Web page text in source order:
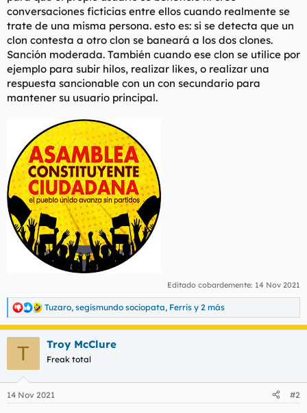
conversaciones ficticias entre ellos cuando realmente se
trate de una misma persona. esto es: si se detecta que un
clon contesta a otro clon se baneará a los dos clones.
Sanción moderada. También cuando ese clon se utilice por
ejemplo para subir hilos, realizar likes, o realizar una
respuesta sancionable con un con secundario para
mantener su usuario principal.
Editado cobardemente: 14 Nov 2021
R
e
a
e
Tuzaro, segismundo sociopata, Ferris y 2 más
T Troy McClure
Freak total
14 Nov 2021 #2